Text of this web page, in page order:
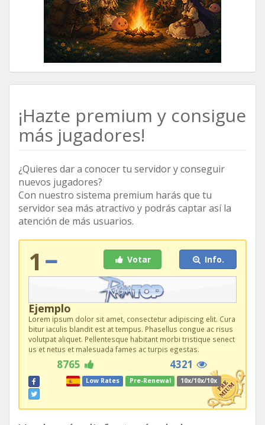
¡Hazte premium y consigue
más jugadores!
¿Quieres dar a conocer tu servidor y conseguir
nuevos jugadores?
Con nuestro sistema premium harás que tu
servidor sea más atractivo y podrás captar así la
atención de más usuarios.
1 Votar Info.
Ejemplo
Lorem ipsum dolor sit amet, consectetur adipiscing elit. Cura
bitur iaculis blandit est at tempus. Phasellus congue ac risus
volutpat aliquet. Pellentesque habitant morbi tristique senect
us et netus et malesuada fames ac turpis egestas.
8765 4321
Low Rates Pre-Renewal 10x/10x/10x